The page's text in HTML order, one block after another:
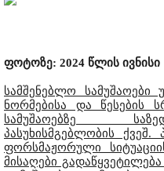
ფოტოზე: 2024 წლის ივნისი
სამშენებლო
ნორმებისა და წესების
სამუშაოებზე
პასუხისმგებლობის
ფორსმაჟორული
მისაღები